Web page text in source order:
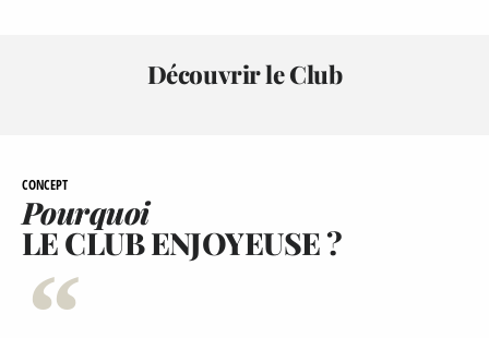
Découvrir le Club
CONCEPT
Pourquoi
LE CLUB ENJOYEUSE ?